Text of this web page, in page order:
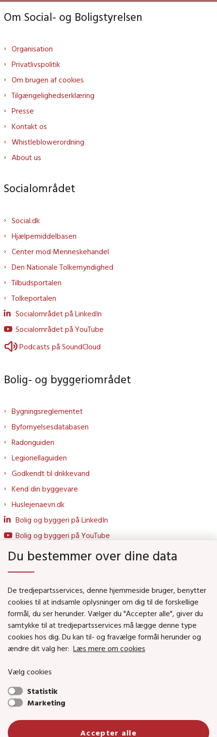
Om Social- og Boligstyrelsen
Organisation
Privatlivspolitik
Om brugen af cookies
Tilgængelighedserklæring
Presse
Kontakt os
Whistleblowerordning
About us
Socialområdet
Social.dk
Hjælpemiddelbasen
Center mod Menneskehandel
Den Nationale Tolkemyndighed
Tilbudsportalen
Tolkeportalen
Socialområdet på LinkedIn
Socialområdet på YouTube
Podcasts på SoundCloud
Bolig- og byggeriområdet
Bygningsreglementet
Byfornyelsesdatabasen
Radonguiden
Legionellaguiden
Godkendt til drikkevand
Kend din byggevare
Huslejenaevn.dk
Bolig og byggeri på LinkedIn
Bolig og byggeri på YouTube
Social- og Boligministeriet
Job i Social- og Boligstyrelsen
Puljer og tilskud
Nyhedsbreve
Social- og Boligstyrelsens nyheder som RSS feed
Social- og Boligstyrelsen • Tlf.: 72 42 37 00 •
sikkermail• EAN-nr.: 5798000354838 • CVR-nr.:
Du bestemmer over dine data
De tredjepartsservices, denne hjemmeside bruger, benytter
cookies til at indsamle oplysninger om dig til de forskellige
formål, du ser herunder. Vælger du "Accepter alle", giver du
samtykke til at tredjepartsservices må lægge denne type
cookies hos dig. Du kan til- og fravælge formål herunder og
ændre dit valg her: Læs mere om cookies
Vælg cookies
Statistik
Marketing
Accepter alle